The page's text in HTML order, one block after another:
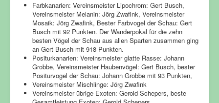
Farbkanarien: Vereinsmeister Lipochrom: Gert Busch,
Vereinsmeister Melanin: Jörg Zwafink, Vereinsmeister
Mosaik: Jörg Zwafink, Bester Farbvogel der Schau: Gert
Busch mit 92 Punkten. Der Wanderpokal für die zehn
besten Vögel der Schau aus allen Sparten zusammen ging
an Gert Busch mit 918 Punkten.
Positurkanarien: Vereinsmeister glatte Rasse: Johann
Grobbe, Vereinsmeister Haubenvögel: Gert Busch, bester
Positurvogel der Schau: Johann Grobbe mit 93 Punkten,
Vereinsmeister Mischlinge: Jörg Zwafink
Vereinsmeister übrige Exoten: Gerold Schepers, beste